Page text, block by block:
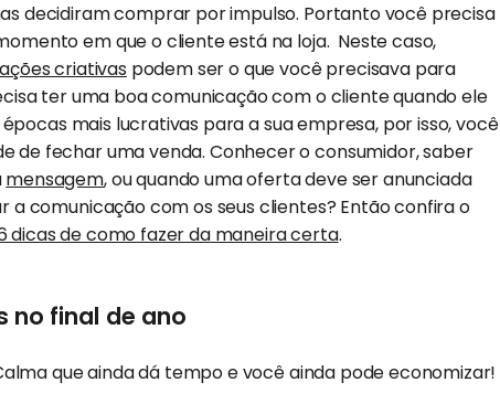
decidiram comprar por impulso. Portanto você precisa
em que o cliente está na loja. Neste caso,
ações criativas podem ser o que você precisava para
ter uma boa comunicação com o cliente quando ele
mais lucrativas para a sua empresa, por isso, você
de fechar uma venda. Conhecer o consumidor, saber
mensagem, ou quando uma oferta deve ser anunciada
comunicação com os seus clientes? Então confira o
dicas de como fazer da maneira certa.
no final de ano
que ainda dá tempo e você ainda pode economizar!